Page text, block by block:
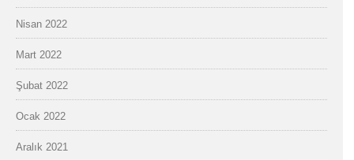
Nisan 2022
Mart 2022
Şubat 2022
Ocak 2022
Aralık 2021